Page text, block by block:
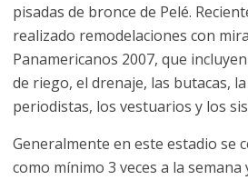
pisadas de bronce de Pelé.
realizado remodelaciones con
Panamericanos 2007, que
de riego, el drenaje, las butacas,
periodistas, los vestuarios y los
Generalmente en este estadio se
como mínimo 3 veces a la